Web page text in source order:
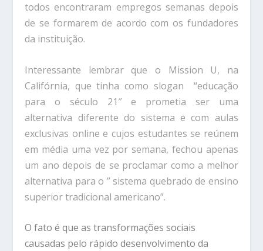
todos encontraram empregos semanas depois
de se formarem de acordo com os fundadores
da instituição.
Interessante lembrar que o Mission U, na
Califórnia, que tinha como slogan “educação
para o século 21″ e prometia ser uma
alternativa diferente do sistema e com aulas
exclusivas online e cujos estudantes se reúnem
em média uma vez por semana, fechou apenas
um ano depois de se proclamar como a melhor
alternativa para o ” sistema quebrado de ensino
superior tradicional americano”.
O fato é que as transformações sociais
causadas pelo rápido desenvolvimento da